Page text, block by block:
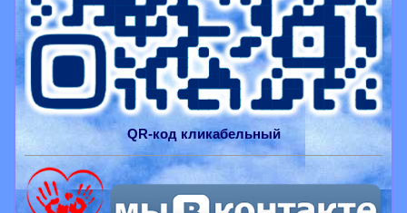
QR-код кликабельный